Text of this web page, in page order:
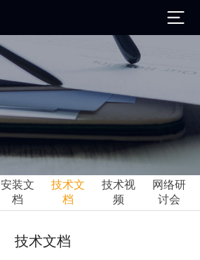
安装文
档
技术文
档
技术视
频
网络研
讨会
技术文档